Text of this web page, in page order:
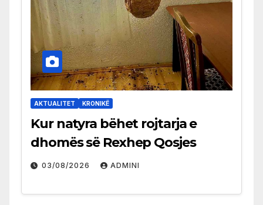
AKTUALITET KRONIKË
Kur natyra bëhet rojtarja e
dhomës së Rexhep Qosjes
03/08/2026 ADMINI